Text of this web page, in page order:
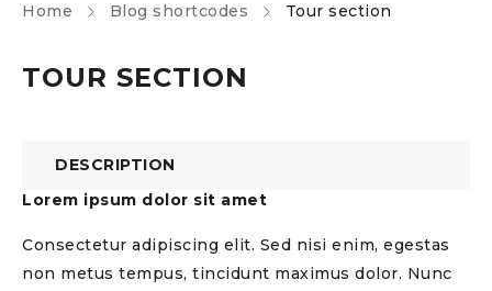
Home Blog shortcodes Tour section
TOUR SECTION
DESCRIPTION
Lorem ipsum dolor sit amet
Consectetur adipiscing elit. Sed nisi enim, egestas
non metus tempus, tincidunt maximus dolor. Nunc